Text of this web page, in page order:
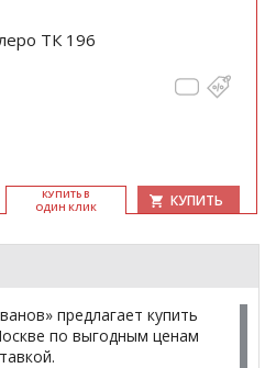
ТК 196
КУ­ПИТЬ В
ОДИН КЛИК
КУПИТЬ
предлагает купить
по выгодным ценам